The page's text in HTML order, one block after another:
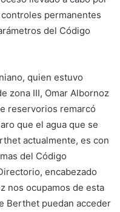
permanentes
del Código
quien estuvo
zona III, Omar Albornoz
reservorios remarcó
que el agua que se
actualmente, es con
del Código
encabezado
nos ocupamos de esta
Berthet puedan acceder